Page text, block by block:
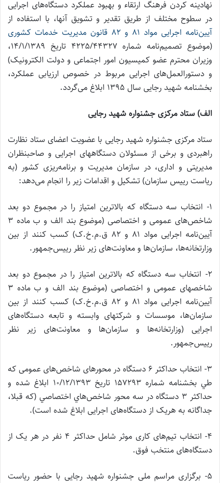
نهادینه کردن فرهنگ ارتقاء و بهبود عملکرد دستگاه‌های اجرایی
در سطوح مختلف از طریق تقدیر و تشویق آنها، با استفاده از
آیین‌نامه اجرایی مواد 81 و 82 قانون مدیریت خدمات کشوری
(موضوع تصمیم‌نامه شماره 4225/44327 تاریخ 14/1/1389،
وزیران محترم عضو کمیسیون امور اجتماعی و دولت الکترونیک)
و دستورالعمل‌های اجرایی مربوط در خصوص ارزیابی عملکرد،
بخشنامه شهید رجایی سال 1395 ابلاغ می‌گردد.
الف) ستاد مرکزی جشنواره شهید رجایی
ستاد مرکزی جشنواره شهید رجایی با عضویت اعضای ستاد نظارت
راهبردی و برخی از مسئولان دستگاههای اجرایی و صاحبنظران
مدیریتی و اداری، در سازمان مدیریت و برنامه‌ریزی کشور (به
ریاست رییس سازمان) تشکیل و اقدامات زیر را انجام می‌دهد:
1- انتخاب سه دستگاه كه بالاترين امتياز را در مجموع دو بعد
شاخص‌های عمومی و اختصاصی (موضوع بند الف و ب ماده 3
آیین‌نامه اجرایی مواد 81 و 82 ق.م.خ.ک) كسب كنند از بین
وزارتخانه‌ها، سازمان‌ها و معاونت‌های زیر نظر رییس‌جمهور.
2- انتخاب سه دستگاه که بالاترین امتیاز را در مجموع دو بعد
شاخصهای عمومی و اختصاصی (موضوع بند الف و ب ماده 3
آیین‌نامه اجرایی مواد 81 و 82 ق.م.خ.ک) کسب کنند از بین
سازمان‌ها، موسسات و شرکتهای وابسته و تابعه دستگاه‌های
اجرایی (وزارتخانه‌ها و سازمان‌ها و معاونت‌های زیر نظر
رییس‌جمهور.
3- انتخاب حداکثر 6 دستگاه در محورهای شاخص‌های عمومی كه
طي بخشنامه شماره 157293 تاريخ 10/12/1393 ابلاغ شده و
حداکثر 3 دستگاه در سه محور شاخص‌هاي اختصاصي (که قبلا،
جداگانه به هریک از دستگاه‌های اجرایی ابلاغ شده است).
4- انتخاب تیم‌های کاری موثر شامل حداکثر 4 نفر در هر یک از
دستگاه‌های منتخب فوق.
5- برگزاری مراسم ملی جشنواره شهید رجایی با حضور ریاست